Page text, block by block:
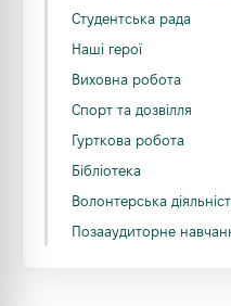
Студентська рада
Наші герої
Виховна робота
Спорт та дозвілля
Гурткова робота
Бібліотека
Волонтерська
Позааудиторне